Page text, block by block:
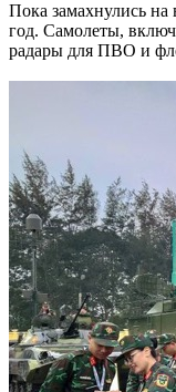
Пока замахнулись
год. Самолеты,
радары для ПВО и